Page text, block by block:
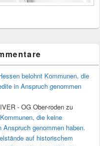
belohnt Kommunen, die
in Anspruch genommen
- OG Ober-roden zu
die keine
Anspruch genommen haben.
auf historischem